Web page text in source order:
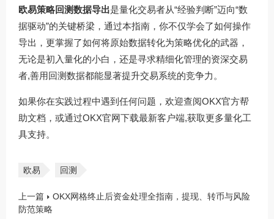
欧易策略回测数据导出是量化交易者从“经验判断”迈向“数
据驱动”的关键桥梁，通过本指南，你不仅学会了如何操作
导出，更掌握了如何将原始数据转化为策略优化的武器，
无论是初入量化的小白，还是寻求精细化管理的资深交易
者,善用回测数据都能显著提升交易系统的竞争力。
如果你在实践过程中遇到任何问题，欢迎查阅OKX官方帮
助文档，或通过OKX官网下载最新客户端,获取更多量化工
具支持。
欧易 回测
上一篇
OKX网格终止后资金处理全指南，提现、转币与风险
防范策略